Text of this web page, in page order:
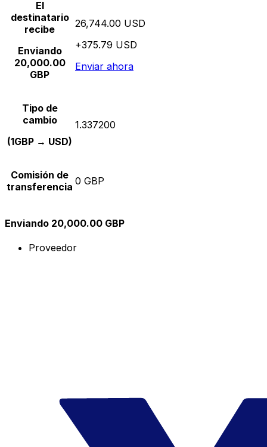
El
destinatario
recibe
Enviando
20,000.00
GBP
26,744.00 USD
+375.79 USD
Enviar ahora
Tipo de
cambio
(1GBP → USD)
1.337200
Comisión de
transferencia 0 GBP
Enviando 20,000.00 GBP
Proveedor